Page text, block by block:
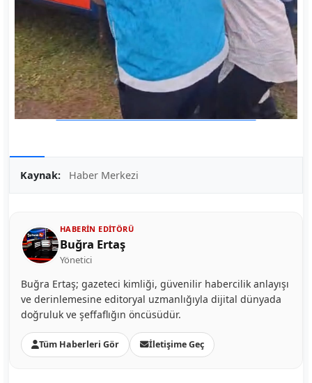
Kaynak: Haber Merkezi
HABERIN EDITÖRÜ
Buğra Ertaş
Yönetici
Buğra Ertaş; gazeteci kimliği, güvenilir habercilik anlayışı
ve derinlemesine editoryal uzmanlığıyla dijital dünyada
doğruluk ve şeffaflığın öncüsüdür.
Tüm Haberleri Gör İletişime Geç